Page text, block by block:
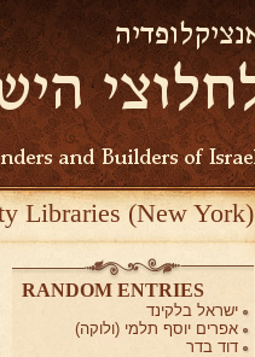
Libraries (New York)
RANDOM ENTRIES
ישראל בלקינד
אפרים יוסף תלמי (ולוקה)
דוד בדר